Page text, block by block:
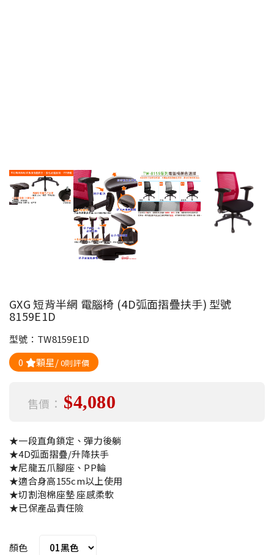
GXG 短背半網 電腦椅 (4D弧面摺疊扶手) 型號
8159E1D
型號：TW8159E1D
0
顆星/0則評價
售價： $4,080
★一段直角鎖定、彈力後躺
★4D弧面摺疊/升降扶手
★尼龍五爪腳座、PP輪
★適合身高155cm以上使用
★切割泡棉座墊 座感柔軟
★已保產品責任險
顏色